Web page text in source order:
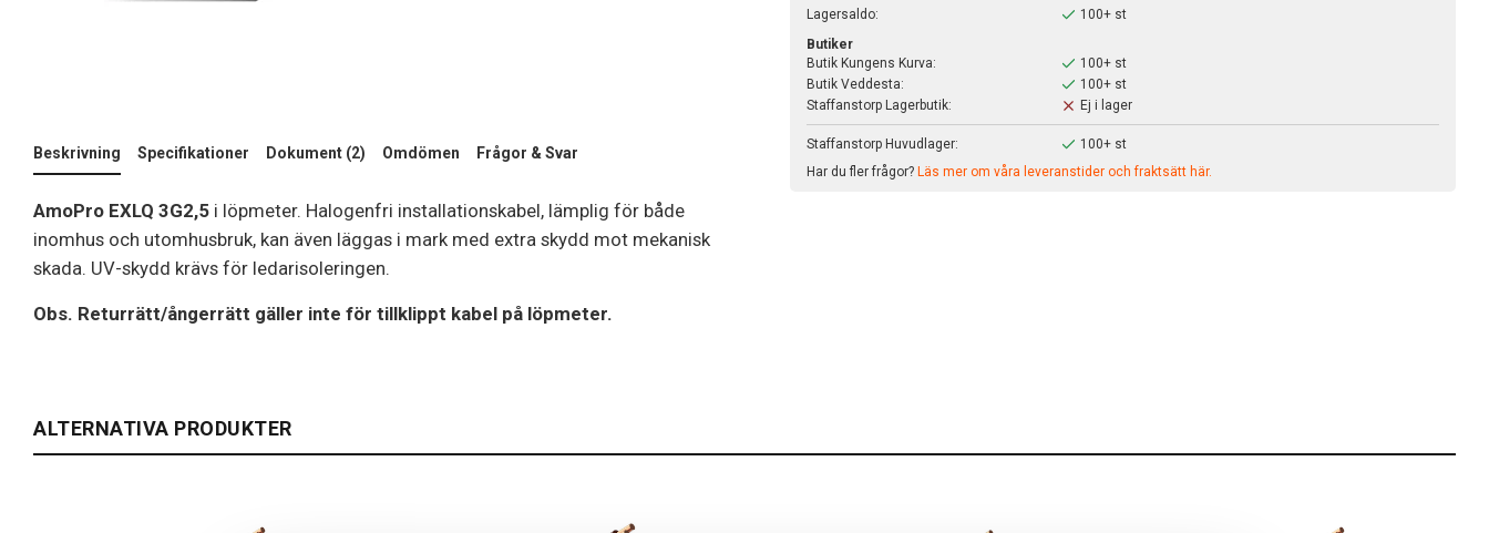
Beskrivning Specifikationer Dokument (2) Omdömen Frågor & Svar
AmoPro EXLQ 3G2,5 i löpmeter. Halogenfri installationskabel, lämplig för både
inomhus och utomhusbruk, kan även läggas i mark med extra skydd mot mekanisk
skada. UV-skydd krävs för ledarisoleringen.
Obs. Returrätt/ångerrätt gäller inte för tillklippt kabel på löpmeter.
Lagersaldo:
100+ st
Butiker
Butik Kungens Kurva:
100+ st
Butik Veddesta:
100+ st
Staffanstorp Lagerbutik:
Ej i lager
Staffanstorp Huvudlager:
100+ st
Har du fler frågor? Läs mer om våra leveranstider och fraktsätt här.
ALTERNATIVA PRODUKTER